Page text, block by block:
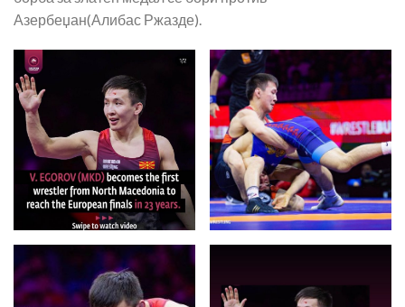
Азербеџан(Алибас Ржазде).